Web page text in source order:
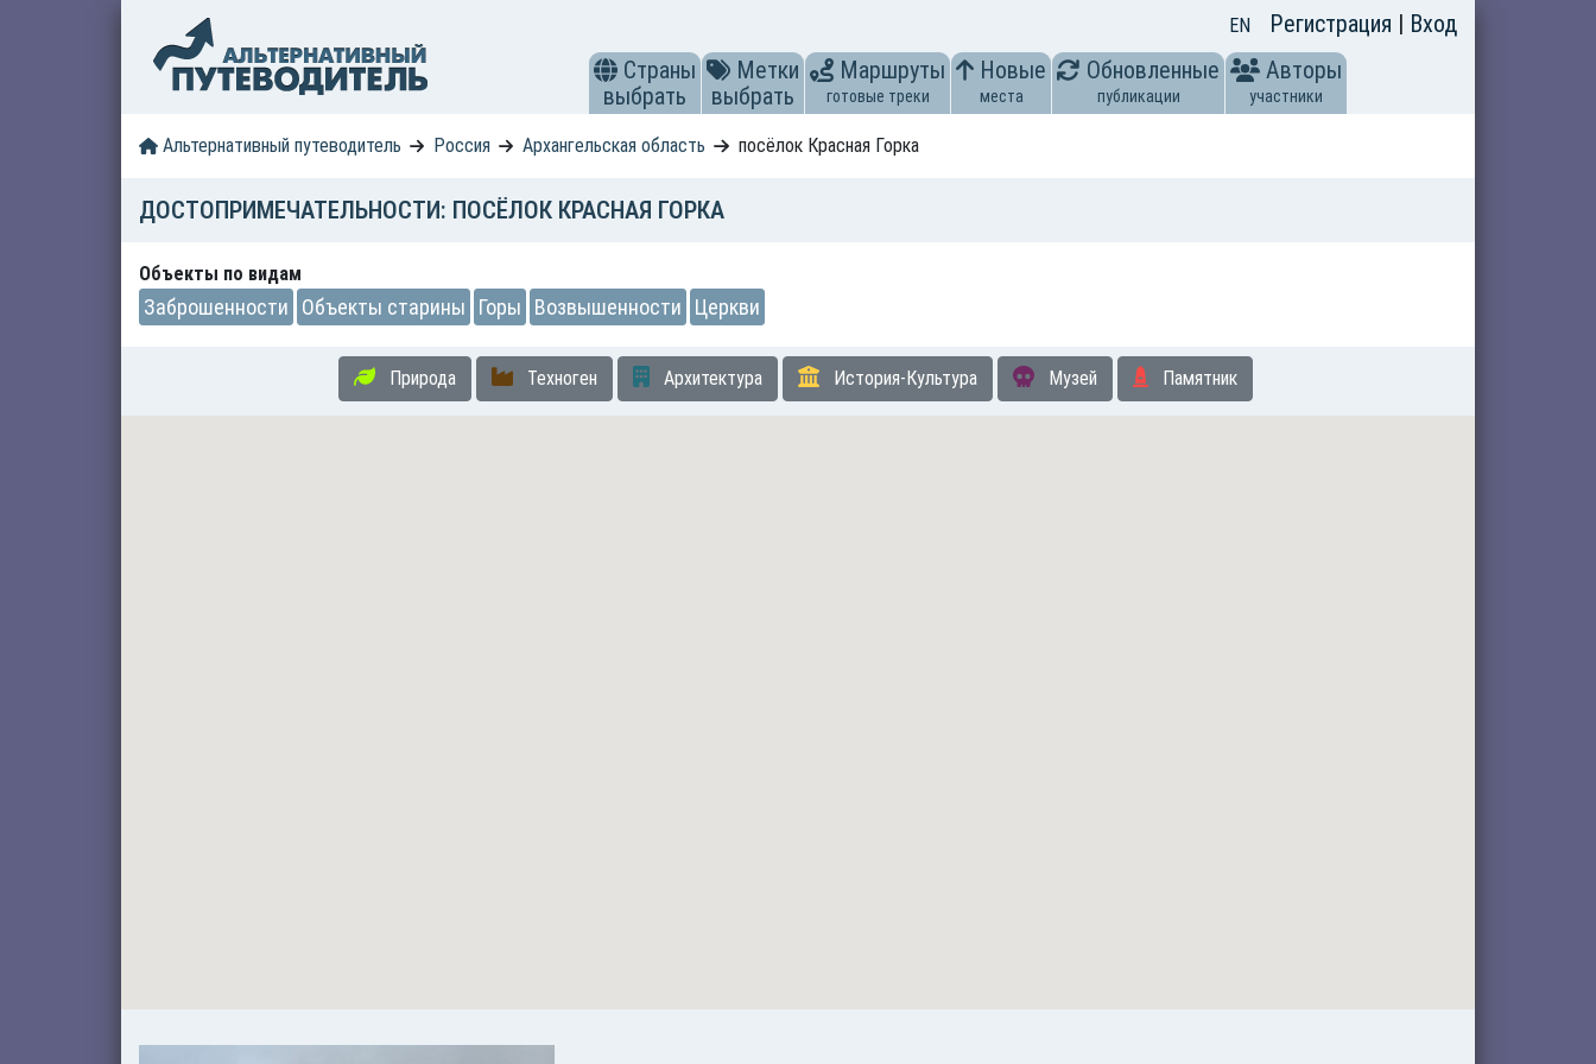
EN Регистрация | Вход
Страны
выбрать
Метки
выбрать
Маршруты
готовые треки
Новые
места
Обновленные
публикации
Авторы
участники
Альтернативный путеводитель Россия Архангельская область посёлок Красная Горка
ДОСТОПРИМЕЧАТЕЛЬНОСТИ: ПОСЁЛОК КРАСНАЯ ГОРКА
Объекты по видам
Заброшенности Объекты старины Горы Возвышенности Церкви
Природа Техноген Архитектура История-Культура Музей Памятник